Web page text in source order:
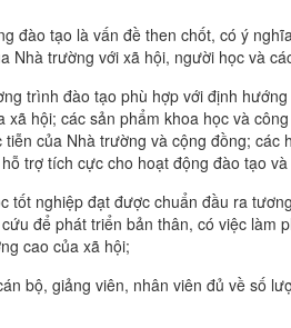
đào tạo là vấn đề then chốt, có ý
Nhà trường với xã hội, người học và
trình đào tạo phù hợp với định
xã hội; các sản phẩm khoa học và
tiễn của Nhà trường và cộng đồng;
trợ tích cực cho hoạt động đào tạo
tốt nghiệp đạt được chuẩn đầu ra
để phát triển bản thân, có việc làm
cao của xã hội;
bộ, giảng viên, nhân viên đủ về số